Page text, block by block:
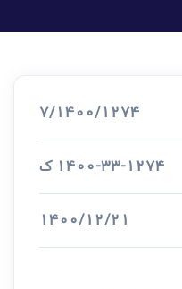
7/1400/1274
1400-33-1274 ک
1400/12/21